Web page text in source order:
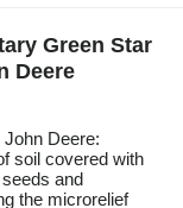
Green Star
Deere
Deere:
soil covered with
and
the microrelief